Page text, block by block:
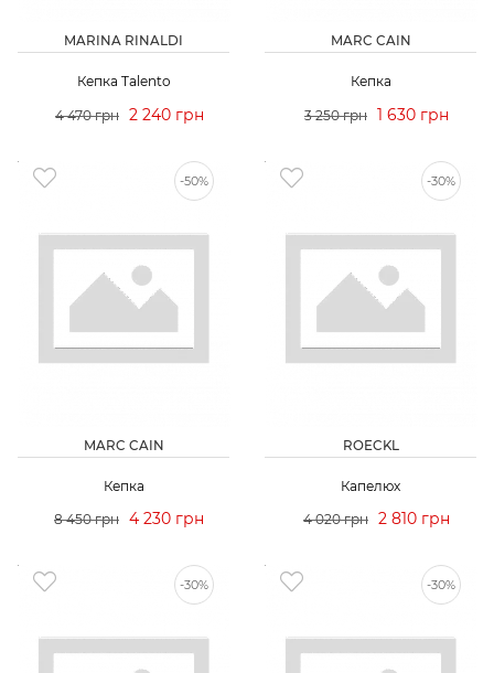
MARINA RINALDI
Кепка Talento
4 470 грн 2 240 грн
MARC CAIN
Кепка
3 250 грн 1 630 грн
-50%
MARC CAIN
Кепка
8 450 грн 4 230 грн
-30%
ROECKL
Капелюх
4 020 грн 2 810 грн
-30% -30%